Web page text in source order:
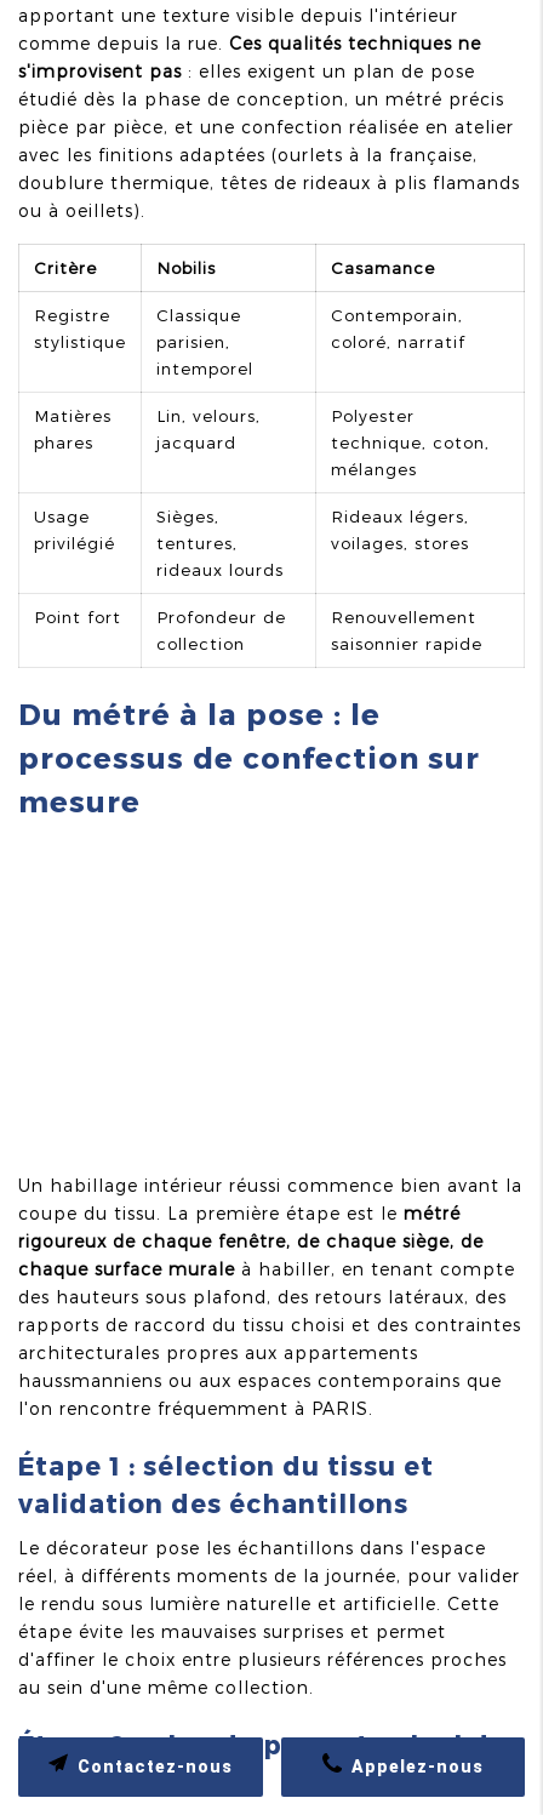
apportant une texture visible depuis l'intérieur
comme depuis la rue. Ces qualités techniques ne
s'improvisent pas : elles exigent un plan de pose
étudié dès la phase de conception, un métré précis
pièce par pièce, et une confection réalisée en atelier
avec les finitions adaptées (ourlets à la française,
doublure thermique, têtes de rideaux à plis flamands
ou à oeillets).
Critère Nobilis Casamance
Registre
stylistique
Classique
parisien,
intemporel
Contemporain,
coloré, narratif
Matières
phares
Lin, velours,
jacquard
Polyester
technique, coton,
mélanges
Usage
privilégié
Sièges,
tentures,
rideaux lourds
Rideaux légers,
voilages, stores
Point fort
Profondeur de
collection
Renouvellement
saisonnier rapide
Du métré à la pose : le
processus de confection sur
mesure
Un habillage intérieur réussi commence bien avant la
coupe du tissu. La première étape est le métré
rigoureux de chaque fenêtre, de chaque siège, de
chaque surface murale à habiller, en tenant compte
des hauteurs sous plafond, des retours latéraux, des
rapports de raccord du tissu choisi et des contraintes
architecturales propres aux appartements
haussmanniens ou aux espaces contemporains que
l'on rencontre fréquemment à PARIS.
Étape 1 : sélection du tissu et
validation des échantillons
Le décorateur pose les échantillons dans l'espace
réel, à différents moments de la journée, pour valider
le rendu sous lumière naturelle et artificielle. Cette
étape évite les mauvaises surprises et permet
d'affiner le choix entre plusieurs références proches
au sein d'une même collection.
Étape 2 : plan de pose et calcul des
métrages
Appelez-nous
Contactez-nous